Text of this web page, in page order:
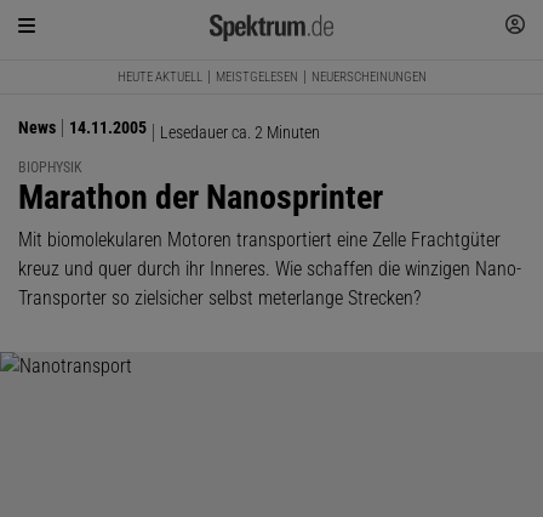
HEUTE AKTUELL MEISTGELESEN NEUERSCHEINUNGEN
News 14.11.2005 Lesedauer ca. 2 Minuten
BIOPHYSIK
:
Marathon der Nanosprinter
Mit biomolekularen Motoren transportiert eine Zelle Frachtgüter
kreuz und quer durch ihr Inneres. Wie schaffen die winzigen Nano-
Transporter so zielsicher selbst meterlange Strecken?